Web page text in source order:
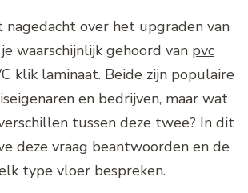
over het upgraden van
waarschijnlijk gehoord van pvc
klik laminaat. Beide zijn populaire
en bedrijven, maar wat
tussen deze twee? In dit
deze vraag beantwoorden en de
type vloer bespreken.